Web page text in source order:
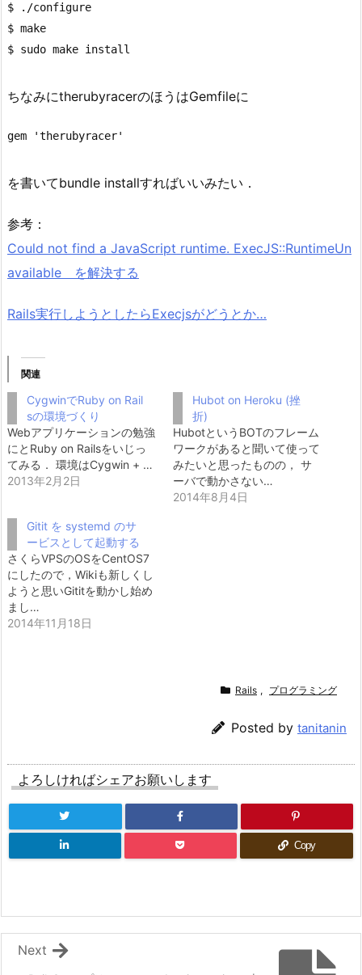
$ ./configure
$ make
ちなみにtherubyracerのほうはGemfileに
を書いてbundle installすればいいみたい．
参考：
Could not find a JavaScript runtime. ExecJS::RuntimeUn
available を解決する
Rails実行しようとしたらExecjsがどうとか…
関連
CygwinでRuby on Rail
sの環境づくり
Webアプリケーションの勉強
にとRuby on Railsをいじっ
てみる． 環境はCygwin + …
2013年2月2日
Hubot on Heroku (挫
折)
HubotというBOTのフレーム
ワークがあると聞いて使って
みたいと思ったものの， サ
ーバで動かさない…
2014年8月4日
Gitit を systemd のサ
ービスとして起動する
さくらVPSのOSをCentOS7
にしたので，Wikiも新しくし
ようと思いGititを動かし始め
まし…
2014年11月18日
Rails , プログラミング
Posted by tanitanin
よろしければシェアお願いします
Copy
Next